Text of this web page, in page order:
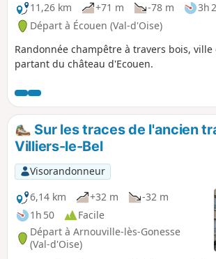
11,26 km
+71 m -78 m 3h
Départ à Écouen (Val-d'Oise)
Randonnée champêtre à travers bois,
partant du château d'Ecouen.
Sur les traces de l'ancien
Villiers-le-Bel
Visorandonneur
6,14 km
+32 m
-32 m
1h 50
Facile
Départ à Arnouville-lès-Gonesse
(Val-d'Oise)